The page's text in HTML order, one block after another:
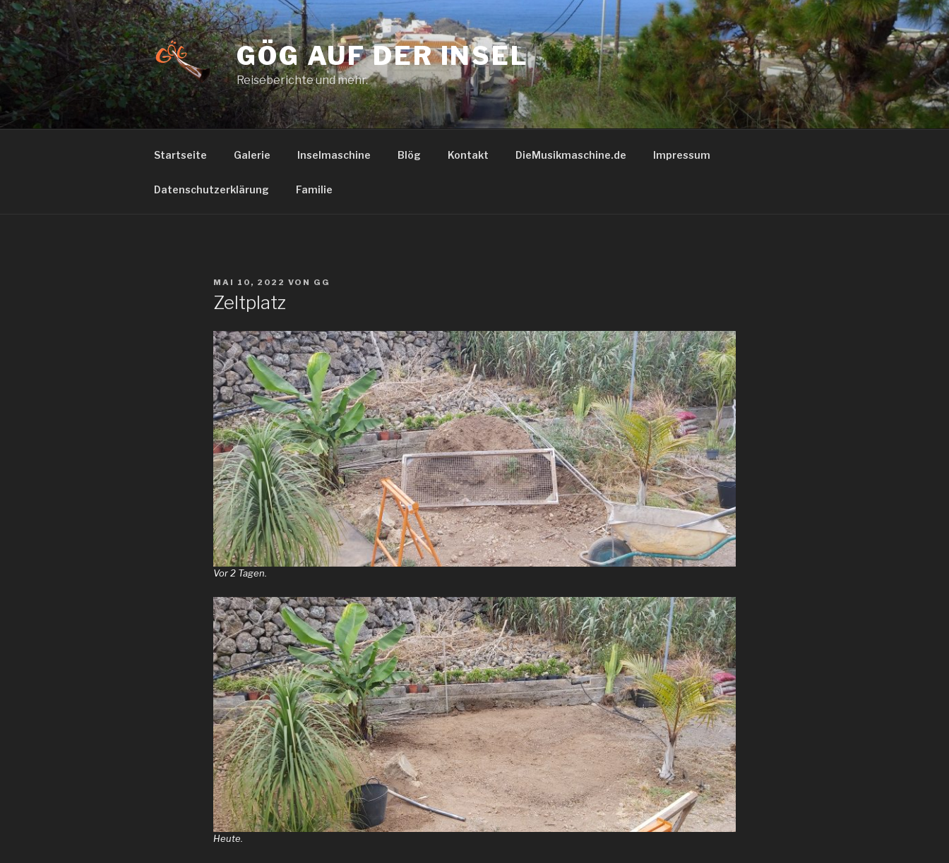
Zum
Inhalt
springen
GÖG AUF DER INSEL
Reiseberichte und mehr.
Startseite Galerie Inselmaschine Blög Kontakt DieMusikmaschine.de Impressum
Datenschutzerklärung Familie
VERÖFFENTLICHT
MAI 10, 2022 VON GG
Zeltplatz
Vor 2 Tagen.
Heute.